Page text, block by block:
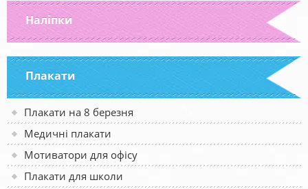
Наліпки
Плакати
Плакати на 8 березня
Медичні плакати
Мотиватори для офісу
Плакати для школи